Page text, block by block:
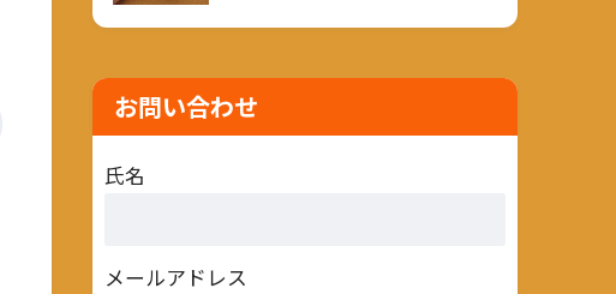
お問い合わせ
氏名
メールアドレス